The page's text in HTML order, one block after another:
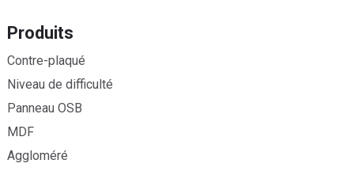
Produits
Contre-plaqué
Niveau de difficulté
Panneau OSB
MDF
Aggloméré